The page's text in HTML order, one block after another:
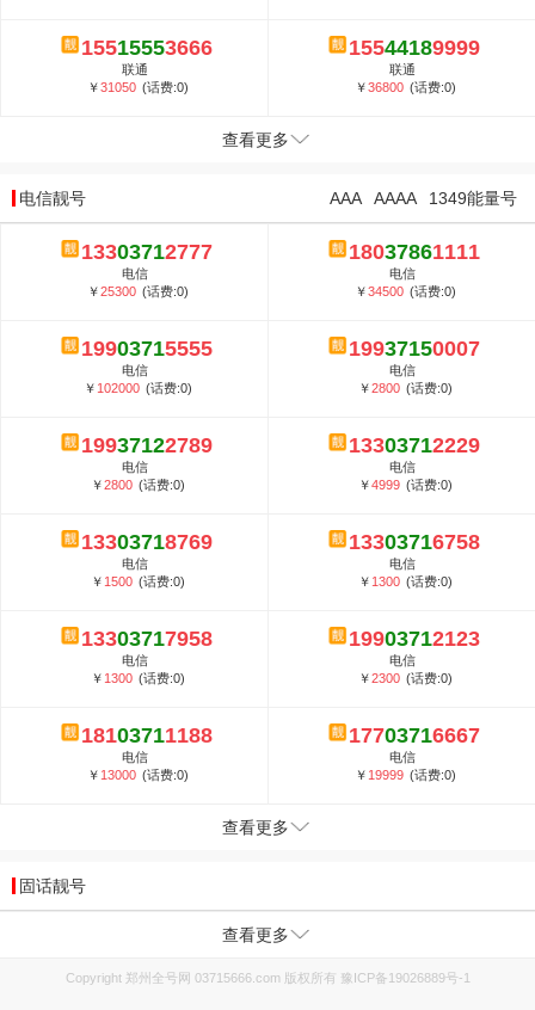
15515553666
联通
￥31050 (话费:0)
15544189999
联通
￥36800 (话费:0)
查看更多
电信靓号 1349能量号
AAAA
AAA
13303712777
电信
￥25300 (话费:0)
18037861111
电信
￥34500 (话费:0)
19903715555
电信
￥ 102000 (话费:0)
19937150007
电信
￥2800 (话费:0)
19937122789
电信
￥2800 (话费:0)
13303712229
电信
￥4999 (话费:0)
13303718769
电信
￥ 1500 (话费:0)
13303716758
电信
￥ 1300 (话费:0)
13303717958
电信
￥ 1300 (话费:0)
19903712123
电信
￥2300 (话费:0)
18103711188
电信
￥ 13000 (话费:0)
17703716667
电信
￥ 19999 (话费:0)
查看更多
固话靓号
查看更多
Copyright 郑州全号网 03715666.com 版权所有 豫ICP备19026889号-1